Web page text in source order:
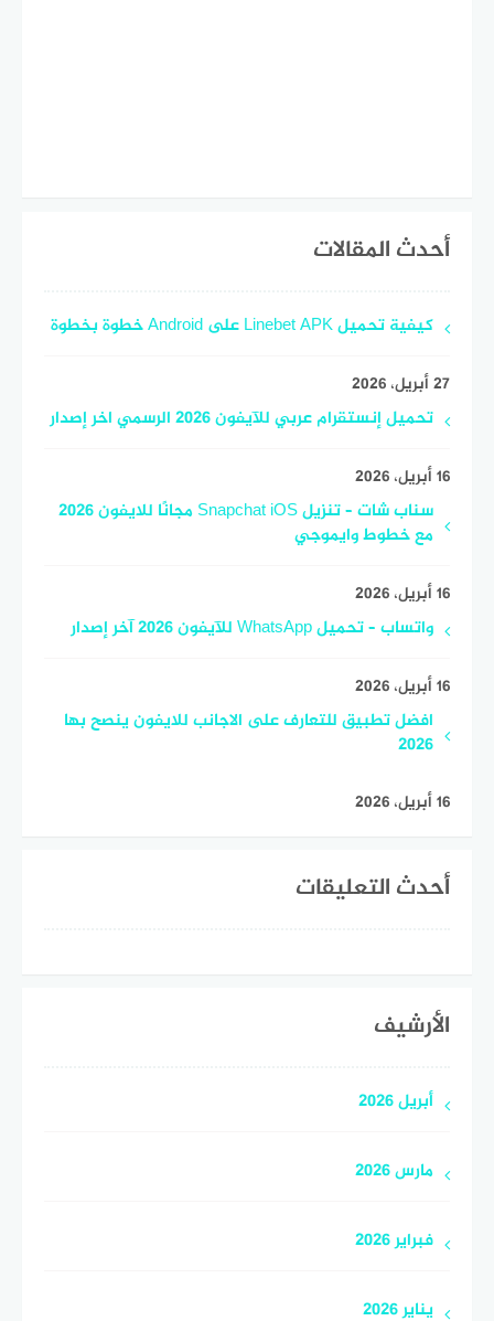
أحدث المقالات
كيفية تحميل Linebet APK على Android خطوة بخطوة
27 أبريل، 2026
تحميل إنستقرام عربي للآيفون 2026 الرسمي اخر إصدار
16 أبريل، 2026
سناب شات – تنزيل Snapchat iOS مجانًا للايفون 2026
مع خطوط وايموجي
16 أبريل، 2026
واتساب – تحميل WhatsApp للآيفون 2026 آخر إصدار
16 أبريل، 2026
افضل تطبيق للتعارف على الاجانب للايفون ينصح بها
2026
16 أبريل، 2026
أحدث التعليقات
الأرشيف
أبريل 2026
مارس 2026
فبراير 2026
يناير 2026